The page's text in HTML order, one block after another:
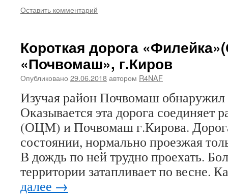
Оставить комментарий
Короткая дорога
«Почвомаш», г.Киров
Опубликовано 29.06.2018автором R4NAF
Изучая район Почвомаш обнаружил
Оказывается эта дорога соединяет
(ОЦМ) и Почвомаш г.Кирова.
состоянии, нормально проезжая
В дождь по ней трудно проехать.
территории затапливает по весне.
далее →